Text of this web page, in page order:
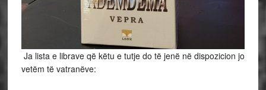
Ja lista e librave që këtu e tutje do të jenë në dispozicion jo
vetëm të vatranëve: